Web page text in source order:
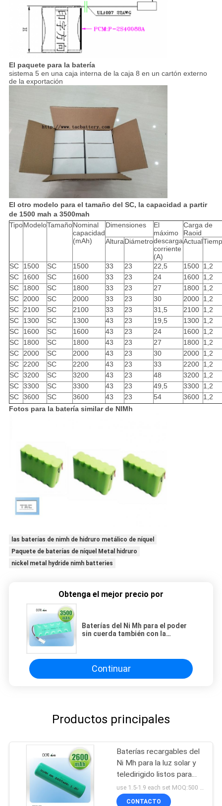
El paquete para la batería
sistema 5 en una caja interna de la caja 8 en un cartón externo
de la exportación
El otro modelo para el tamaño del SC, la capacidad a partir
de 1500 mah a 3500mah
TipoModeloTamañoNominal
capacidad
(mAh)
Dimensiones
El
máximo
descarga
corriente
(A)
Carga de
Raoid
AlturaDiámetro Actual
SC 1500 SC 1500 33 23 22,5 1500 1,2
SC
1600 SC 1600 33 23 24 1600 1,2
SC
1800 SC 1800 33 23 27 1800 1,2
SC
2000 SC 2000 33 23 30 2000 1,2
SC
2100 SC 2100 33 23 31,5 2100 1,2
SC
1300 SC 1300 43 23 19,5 1300 1,2
SC
1600 SC 1600 43 23 24 1600 1,2
SC
1800 SC 1800 43 23 27 1800 1,2
SC
2000 SC 2000 43 23 30 2000 1,2
SC
2200 SC 2200 43 23 33 2200 1,2
SC 3200 SC 3200 43 23 48 3200 1,2
SC 3300 SC 3300 43 23 49,5 3300 1,2
SC 3600 SC 3600 43 23 54 3600 1,2
Fotos para la batería similar de NIMh
las baterías de nimh de hidruro metálico de níquel
Paquete de baterías de níquel Metal hidruro
nickel metal hydride nimh batteries
Obtenga el mejor precio por
Baterías del Ni Mh para el poder
sin cuerda también con la
Continuar
Productos principales
Baterías recargables del
Ni Mh para la luz solar y
teledirigido listos para
utilizar
use 1.5-1.9 each set MOQ:500 PC
CONTACTO